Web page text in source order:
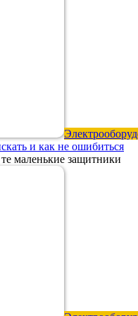
и как не ошибиться
маленькие защитники